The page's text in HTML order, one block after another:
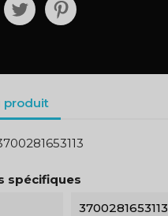
produit
spécifiques
3700281653113